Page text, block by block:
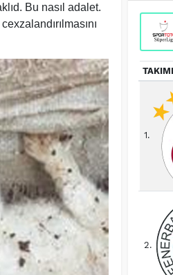
Bu nasıl adalet.
1.
2.